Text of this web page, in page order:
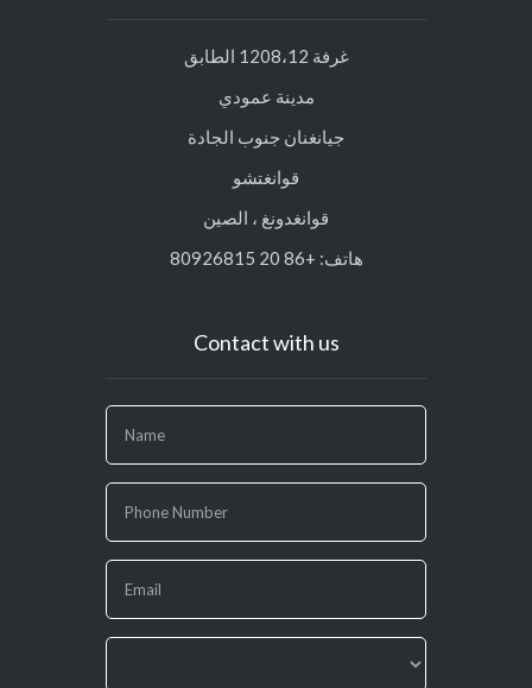
غرفة 1208،12 الطابق
مدينة عمودي
جيانغنان جنوب الجادة
قوانغتشو
قوانغدونغ ، الصين
هاتف: +86 20 80926815
Contact with us
you
are
human,
leave
this
field